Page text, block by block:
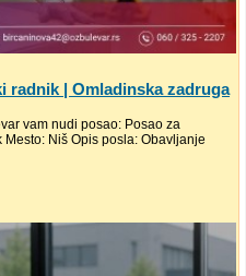
radnik | Omladinska zadruga
vam nudi posao: Posao za
Niš Opis posla: Obavljanje